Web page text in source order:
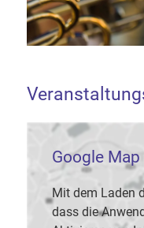
Google
Mit dem Laden
dass die